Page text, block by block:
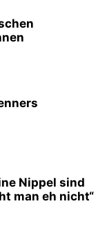
Nippel sind
man eh nicht“